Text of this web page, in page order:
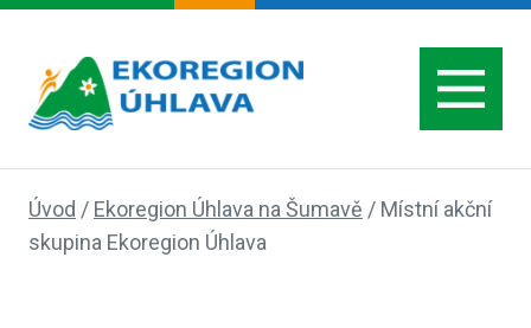
Úvod / Ekoregion Úhlava na Šumavě / Místní akční
skupina Ekoregion Úhlava